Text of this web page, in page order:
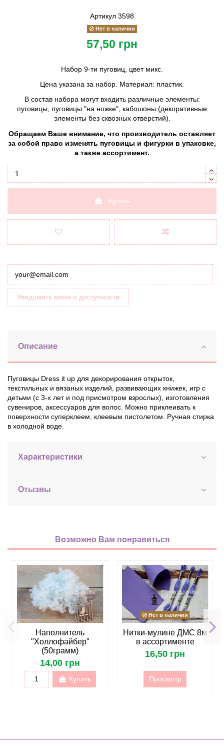
Артикул 3598
Нет в наличии
57,50 грн
Набор 9-ти пуговиц, цвет микс.
Цена указана за набор. Материал: пластик.
В состав набора могут входить различные элементы:
пуговицы, пуговицы "на ножке", кабошоны (декоративные
элементы без сквозных отверстий).
Обращаем Ваше внимание, что производитель оставляет
за собой право изменять пуговицы и фигурки в упаковке,
а также ассортимент.
Купить
Уведомить меня о доступности
Описание
Пуговицы Dress it up для декорирования открыток,
текстильных и вязаных изделий, развивающих книжек, игр с
детьми (с 3-х лет и под присмотром взрослых), изготовления
сувениров, аксессуаров для волос. Можно приклеивать к
поверхности суперклеем, клеевым пистолетом. Ручная стирка
в холодной воде.
Характеристики
Отызвы
Возможно Вам понравиться
Наполнитель
"Холлофайбер"
(50грамм)
14,00 грн
Купить
Нет в наличии
Нитки-мулине ДМС 8м
в ассортименте
16,50 грн
Просмотр